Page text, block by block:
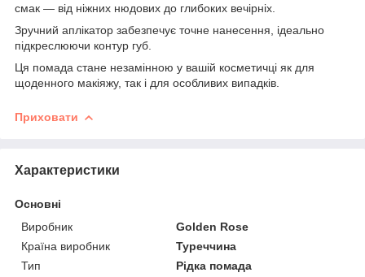
смак — від ніжних нюдових до глибоких вечірніх.
Зручний аплікатор забезпечує точне нанесення, ідеально
підкреслюючи контур губ.
Ця помада стане незамінною у вашій косметичці як для
щоденного макіяжу, так і для особливих випадків.
Приховати
Характеристики
Основні
Виробник
Golden Rose
Країна виробник
Туреччина
Тип
Рідка помада